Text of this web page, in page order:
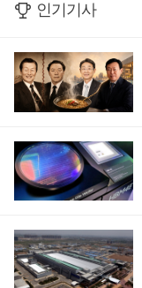
인기기사